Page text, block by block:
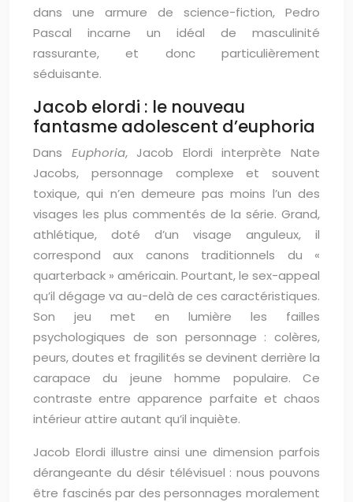
dans une armure de science-fiction, Pedro
Pascal incarne un idéal de masculinité
rassurante, et donc particulièrement
séduisante.
Jacob elordi : le nouveau
fantasme adolescent d’euphoria
Dans Euphoria, Jacob Elordi interprète Nate
Jacobs, personnage complexe et souvent
toxique, qui n’en demeure pas moins l’un des
visages les plus commentés de la série. Grand,
athlétique, doté d’un visage anguleux, il
correspond aux canons traditionnels du «
quarterback » américain. Pourtant, le sex-appeal
qu’il dégage va au-delà de ces caractéristiques.
Son jeu met en lumière les failles
psychologiques de son personnage : colères,
peurs, doutes et fragilités se devinent derrière la
carapace du jeune homme populaire. Ce
contraste entre apparence parfaite et chaos
intérieur attire autant qu’il inquiète.
Jacob Elordi illustre ainsi une dimension parfois
dérangeante du désir télévisuel : nous pouvons
être fascinés par des personnages moralement